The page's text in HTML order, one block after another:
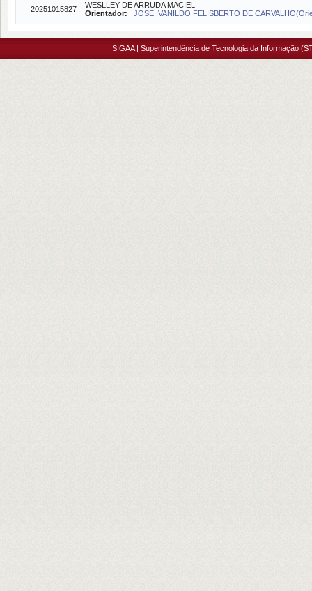
20251015827
WESLLEY DE ARRUDA MACIEL
Orientador:
JOSE IVANILDO FELISBERTO DE
SIGAA | Superintendência de Tecnologia da Informação